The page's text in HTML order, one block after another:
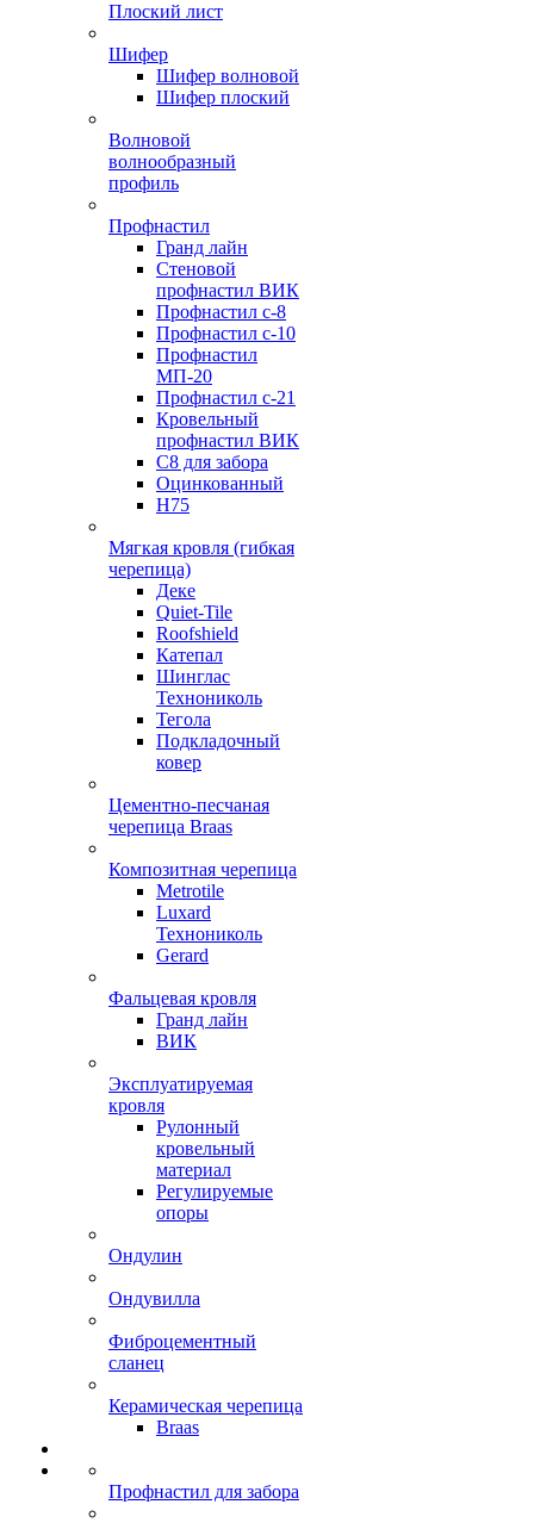
Плоский лист
Шифер
Шифер волновой
Шифер плоский
Волновой
волнообразный
профиль
Профнастил
Гранд лайн
Стеновой
профнастил ВИК
Профнастил с-8
Профнастил с-10
Профнастил
МП-20
Профнастил с-21
Кровельный
профнастил ВИК
С8 для забора
Оцинкованный
Н75
Мягкая кровля (гибкая
черепица)
Деке
Quiet-Tile
Roofshield
Катепал
Шинглас
Технониколь
Тегола
Подкладочный
ковер
Цементно-песчаная
черепица Braas
Композитная черепица
Metrotile
Luxard
Технониколь
Gerard
Фальцевая кровля
Гранд лайн
ВИК
Эксплуатируемая
кровля
Рулонный
кровельный
материал
Регулируемые
опоры
Ондулин
Ондувилла
Фиброцементный
сланец
Керамическая черепица
Braas
Профнастил для забора